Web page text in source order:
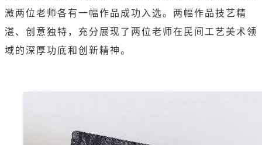
溦两位老师各有一幅作品成功入选。两幅作品技艺精
湛、创意独特，充分展现了两位老师在民间工艺美术领
域的深厚功底和创新精神。